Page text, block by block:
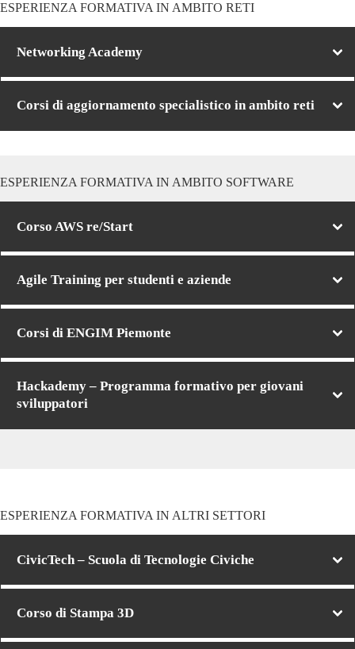
ESPERIENZA FORMATIVA IN AMBITO RETI
Networking Academy
Corsi di aggiornamento specialistico in ambito reti
ESPERIENZA FORMATIVA IN AMBITO SOFTWARE
Corso AWS re/Start
Agile Training per studenti e aziende
Corsi di ENGIM Piemonte
Hackademy – Programma formativo per giovani
sviluppatori
ESPERIENZA FORMATIVA IN ALTRI SETTORI
CivicTech – Scuola di Tecnologie Civiche
Corso di Stampa 3D